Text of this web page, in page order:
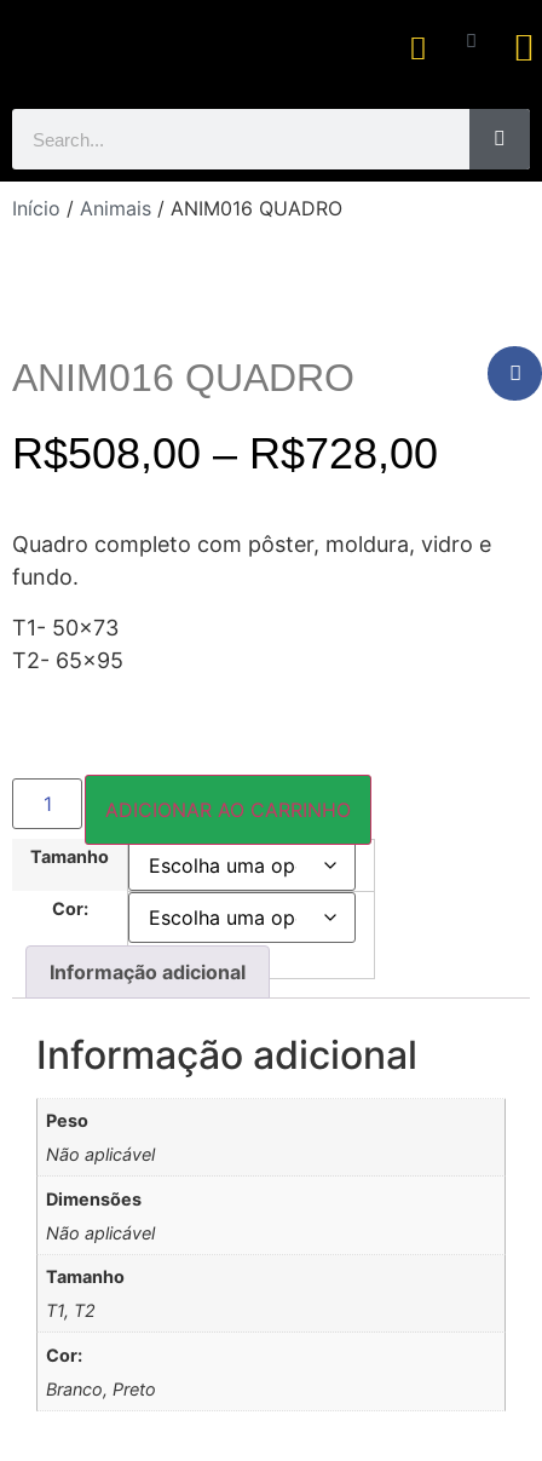
Início / Animais / ANIM016 QUADRO
ANIM016 QUADRO
R$508,00 – R$728,00
Quadro completo com pôster, moldura, vidro e
fundo.
T1- 50×73
T2- 65×95
Tamanho
Cor:
ADICIONAR AO CARRINHO
Informação adicional
Informação adicional
Peso
Não aplicável
Dimensões
Não aplicável
Tamanho
T1, T2
Cor:
Branco, Preto